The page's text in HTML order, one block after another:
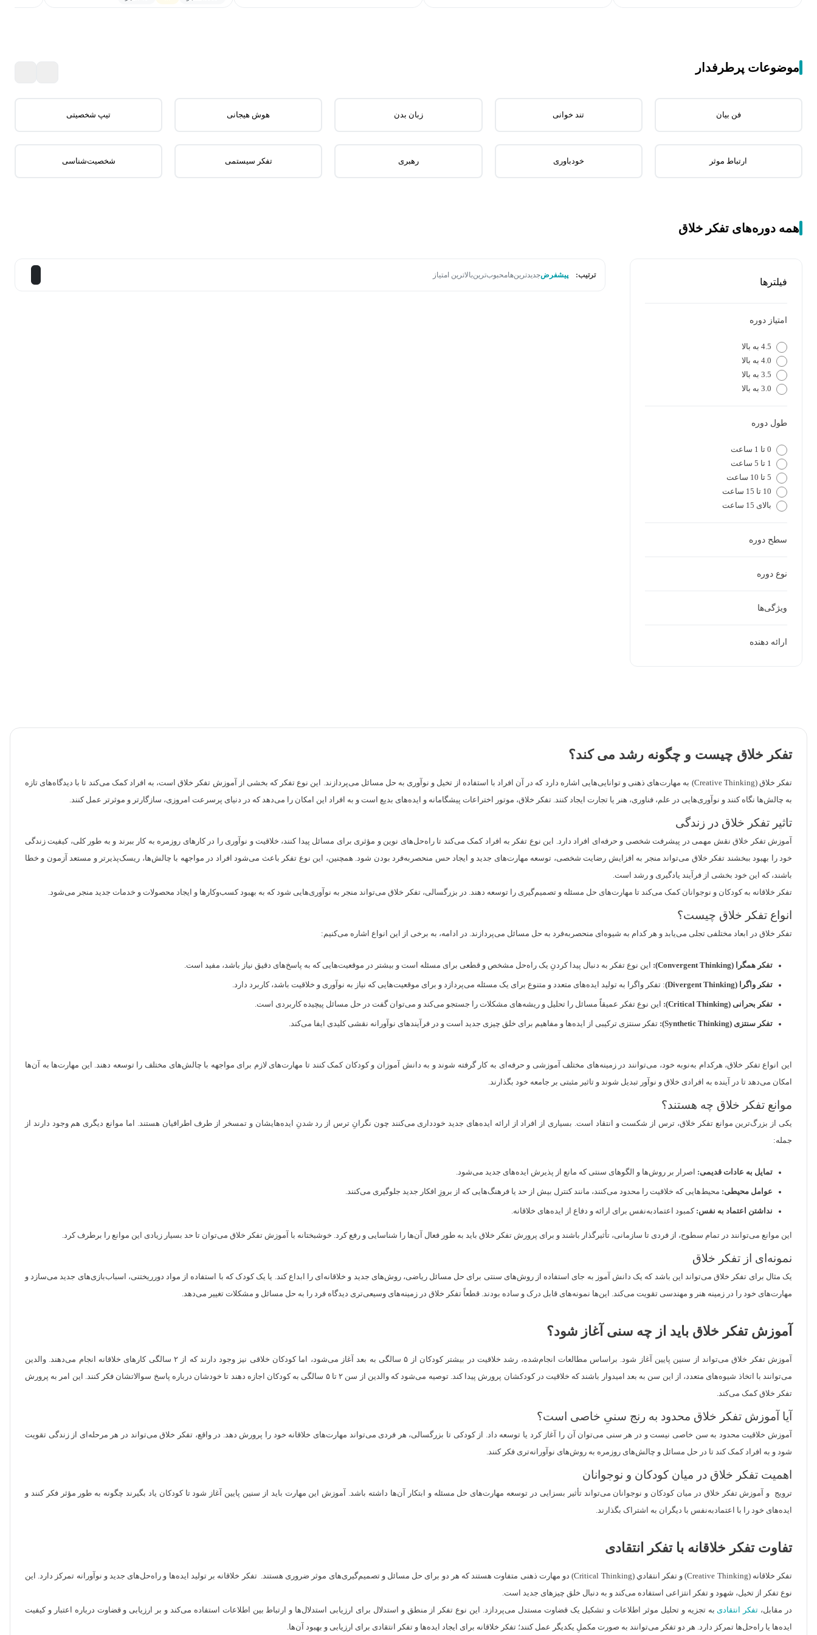
موضوعات پرطرفدار
فن بیان تند خوانی زبان بدن هوش هیجانی تیپ شخصیتی
ارتباط موثر خودباوری رهبری تفکر سیستمی شخصیت‌شناسی
همه دوره‌های تفکر خلاق
فیلترها
امتیاز دوره
4.5 به بالا
4.0 به بالا
3.5 به بالا
3.0 به بالا
طول دوره
0 تا 1 ساعت
1 تا 5 ساعت
5 تا 10 ساعت
10 تا 15 ساعت
بالای 15 ساعت
سطح دوره
نوع دوره
ویژگی‌ها
ارائه دهنده
ترتیب: پیشفرضجدیدترین‌هامحبوب‌ترینبالاترین امتیاز
تفکر خلاق چیست و چگونه رشد می کند؟
تفکر خلاق (Creative Thinking) به مهارت‌های ذهنی و توانایی‌هایی اشاره دارد که در آن افراد با استفاده از تخیل و نوآوری به حل مسائل می‌پردازند. این نوع تفکر که بخشی از آموزش تفکر خلاق است، به افراد کمک می‌کند تا با دیدگاه‌های تازه
به چالش‌ها نگاه کنند و نوآوری‌هایی در علم، فناوری، هنر یا تجارت ایجاد کنند. تفکر خلاق، موتور اختراعات پیشگامانه و ایده‌های بدیع است و به افراد این امکان را می‌دهد که در دنیای پرسرعت امروزی، سازگارتر و موثرتر عمل کنند.
تاثیر تفکر خلاق در زندگی
آموزش تفکر خلاق نقش مهمی در پیشرفت شخصی و حرفه‌ای افراد دارد. این نوع تفکر به افراد کمک می‌کند تا راه‌حل‌های نوین و مؤثری برای مسائل پیدا کنند، خلاقیت و نوآوری را در کارهای روزمره به کار ببرند و به طور کلی، کیفیت زندگی
خود را بهبود ببخشند تفکر خلاق می‌تواند منجر به افزایش رضایت شخصی، توسعه مهارت‌های جدید و ایجاد حس منحصربه‌فرد بودن شود. همچنین، این نوع تفکر باعث می‌شود افراد در مواجهه با چالش‌ها، ریسک‌پذیرتر و مستعد آزمون و خطا
باشند، که این خود بخشی از فرآیند یادگیری و رشد است.
تفکر خلاقانه به کودکان و نوجوانان کمک می‌کند تا مهارت‌های حل مسئله و تصمیم‌گیری را توسعه دهند. در بزرگسالی، تفکر خلاق می‌تواند منجر به نوآوری‌هایی شود که به بهبود کسب‌وکارها و ایجاد محصولات و خدمات جدید منجر می‌شود.
انواع تفکر خلاق چیست؟
تفکر خلاق در ابعاد مختلفی تجلی می‌یابد و هر کدام به شیوه‌ای منحصر‌به‌فرد به حل مسائل می‌پردازند. در ادامه، به برخی از این انواع اشاره می‌کنیم:
تفکر همگرا (Convergent Thinking): این نوع تفکر به دنبال پیدا کردنِ‌ یک راه‌حل مشخص و قطعی برای مسئله است و بیشتر در موقعیت‌هایی که به پاسخ‌های دقیق نیاز باشد، مفید است.
تفکر واگرا (Divergent Thinking) : تفکر واگرا به تولید ایده‌های متعدد و متنوع برای یک مسئله می‌پردازد و برای موقعیت‌هایی که نیاز به نوآوری و خلاقیت باشد، کاربرد دارد.
تفکر بحرانی (Critical Thinking): این نوع تفکر عمیقاً مسائل را تحلیل و ریشه‌های مشکلات را جستجو می‌کند و می‌توان گفت در حل مسائل پیچیده کاربردی است.
تفکر سنتزی (Synthetic Thinking): تفکر سنتزی ترکیبی از ایده‌ها و مفاهیم برای خلق چیزی جدید است و در فرآیندهای نوآورانه نقشی کلیدی ایفا می‌کند.
این انواع تفکر خلاق، هرکدام به‌نوبه خود، می‌توانند در زمینه‌های مختلف آموزشی و حرفه‌ای به کار گرفته شوند و به دانش آموزان و کودکان کمک کنند تا مهارت‌های لازم برای مواجهه با چالش‌های مختلف را توسعه دهند. این مهارت‌ها به آن‌ها
امکان می‌دهد تا در آینده به افرادی خلاق و نوآور تبدیل شوند و تاثیر مثبتی بر جامعه خود بگذارند.
موانع تفکر خلاق چه هستند؟
یکی از بزرگ‌ترین موانع تفکر خلاق، ترس از شکست و انتقاد است. بسیاری از افراد از ارائه ایده‌های جدید خودداری می‌کنند چون نگرانِ ترس از رد شدنِ ایده‌هایشان و تمسخر از طرف اطرافیان هستند. اما موانع دیگری هم وجود دارند از
جمله:
تمایل به عادات قدیمی: اصرار بر روش‌ها و الگوهای سنتی که مانع از پذیرش ایده‌های جدید می‌شود.
عوامل محیطی: محیط‌هایی که خلاقیت را محدود می‌کنند، مانند کنترل بیش از حد یا فرهنگ‌هایی که از بروزِ افکار جدید جلوگیری می‌کنند.
نداشتن اعتماد به نفس: کمبود اعتماد‌به‌نفس برای ارائه و دفاع از ایده‌های خلاقانه.
این موانع می‌توانند در تمام سطوح، از فردی تا سازمانی، تأثیرگذار باشند و برای پرورش تفکر خلاق باید به طور فعال آن‌ها را شناسایی و رفع کرد. خوشبختانه با آموزش تفکر خلاق می‌توان تا حد بسیار زیادی این موانع را برطرف کرد.
نمونه‌ای از تفکر خلاق
یک مثال برای تفکر خلاق می‌تواند این باشد که یک دانش آموز به جای استفاده از روش‌های سنتی برای حل مسائل ریاضی، روش‌های جدید و خلاقانه‌ای را ابداع ‌کند. یا یک کودک که با استفاده از مواد دورریختنی، اسباب‌بازی‌های جدید می‌سازد و
مهارت‌های خود را در زمینه هنر و مهندسی تقویت می‌کند. این‌ها نمونه‌های قابل درک و ساده‌ بودند. قطعاً تفکر خلاق در زمینه‌های وسیعی‌تری دیدگاه فرد را به حل مسائل و مشکلات تغییر می‌دهد.
آموزش تفکر خلاق باید از چه سنی آغاز شود؟
آموزش تفکر خلاق می‌تواند از سنین پایین آغاز شود. براساس مطالعات انجام‌شده، رشد خلاقیت در بیشتر کودکان از ۵ سالگی به بعد آغاز می‌شود، اما کودکان خلاقی نیز وجود دارند که از ۲ سالگی کارهای خلاقانه انجام می‌دهند. والدین
می‌توانند با اتخاذ شیوه‌های متعدد، از این سن به بعد امیدوار باشند که خلاقیت در کودکشان پرورش پیدا کند. توصیه می‌شود که والدین از سن ۲ تا ۵ سالگی به کودکان اجازه دهند تا خودشان درباره پاسخ سوالاتشان فکر کنند. این امر به پرورش
تفکر خلاق کمک می‌کند.
آیا آموزش تفکر خلاق محدود به رنج سنیِ خاصی است؟
آموزش خلاقیت محدود به سن خاصی نیست و در هر سنی می‌توان آن را آغاز کرد یا توسعه داد. از کودکی تا بزرگسالی، هر فردی می‌تواند مهارت‌های خلاقانه خود را پرورش دهد. در واقع، تفکر خلاق می‌تواند در هر مرحله‌ای از زندگی تقویت
شود و به افراد کمک کند تا در حل مسائل و چالش‌های روزمره به روش‌های نوآورانه‌تری فکر کنند.
اهمیت تفکر خلاق در میان کودکان و نوجوانان
ترویج و آموزش تفکر خلاق در میان کودکان و نوجوانان می‌تواند تأثیر بسزایی در توسعه مهارت‌های حل مسئله و ابتکار آن‌ها داشته باشد. آموزش این مهارت باید از سنین پایین آغاز شود تا کودکان یاد بگیرند چگونه به طور مؤثر فکر کنند و
ایده‌های خود را با اعتماد‌به‌نفس با دیگران به اشتراک بگذارند.
تفاوت تفکر خلاقانه با تفکر انتقادی
تفکر خلاقانه (Creative Thinking) و تفکر انتقادي (Critical Thinking) دو مهارت ذهنی متفاوت هستند که هر دو برای حل مسائل و تصمیم‌گیری‌های موثر ضروری هستند. تفکر خلاقانه بر تولید ایده‌ها و راه‌حل‌های جدید و نوآورانه تمرکز دارد. این
نوع تفکر از تخیل، شهود و تفکر انتزاعی استفاده می‌کند و به دنبال خلق چیزهای جدید است.
در مقابل، تفکر انتقادیبه تجزیه و تحلیل موثر اطلاعات و تشکیل یک قضاوت مستدل می‌پردازد. این نوع تفکر از منطق و استدلال برای ارزیابی استدلال‌ها و ارتباط بین اطلاعات استفاده می‌کند و بر ارزیابی و قضاوت درباره اعتبار و کیفیت
ایده‌ها یا راه‌حل‌ها تمرکز دارد. هر دو تفکر می‌توانند به صورت مکملِ یکدیگر عمل کنند؛ تفکر خلاقانه برای ایجاد ایده‌ها و تفکر انتقادی برای ارزیابی و بهبود آن‌ها.